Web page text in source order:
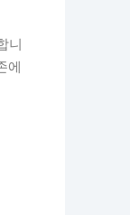
니
에